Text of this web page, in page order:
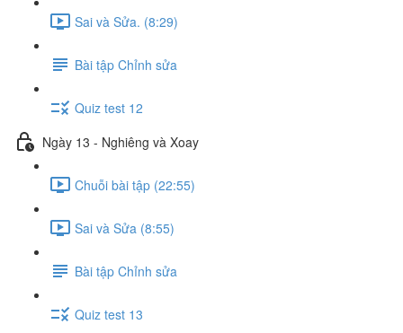
Sai và Sửa. (8:29)
Bài tập Chỉnh sửa
Quiz test 12
Ngày 13 - Nghiêng và Xoay
Chuỗi bài tập (22:55)
Sai và Sửa (8:55)
Bài tập Chỉnh sửa
Quiz test 13